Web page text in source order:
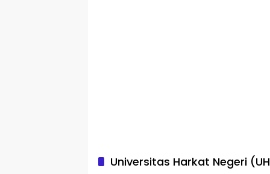
Universitas Harkat Negeri